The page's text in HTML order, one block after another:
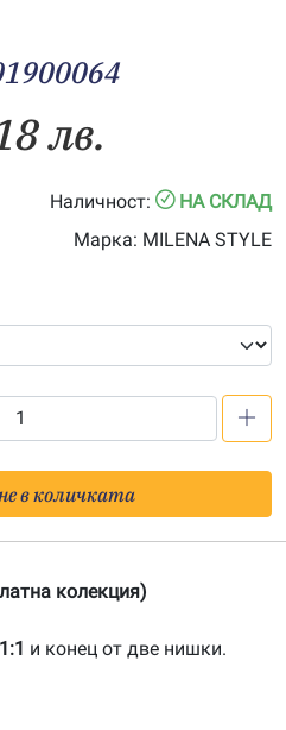
лв.
Наличност:
НА СКЛАД
Марка: MILENA STYLE
в количката
колекция)
1:1 и конец от две нишки.